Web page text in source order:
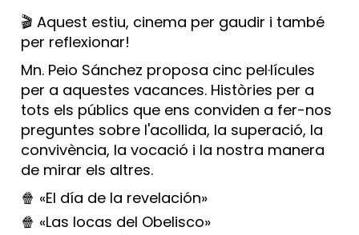
🎬 Aquest estiu, cinema per gaudir i també
per reflexionar!
Mn. Peio Sánchez proposa cinc pel·lícules
per a aquestes vacances. Històries per a
tots els públics que ens conviden a fer-nos
preguntes sobre l'acollida, la superació, la
convivència, la vocació i la nostra manera
de mirar els altres.
🍿 «El día de la revelación»
🍿 «Las locas del Obelisco»